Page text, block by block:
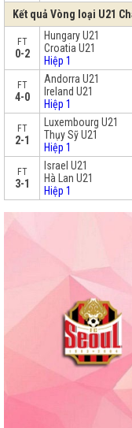
Kết quả Vòng loại U21
FT
0-2
Hungary U21
Croatia U21
Hiệp 1
FT
4-0
Andorra U21
Ireland U21
Hiệp 1
FT
2-1
Luxembourg U21
Thụy Sỹ U21
Hiệp 1
FT
3-1
Israel U21
Hà Lan U21
Hiệp 1